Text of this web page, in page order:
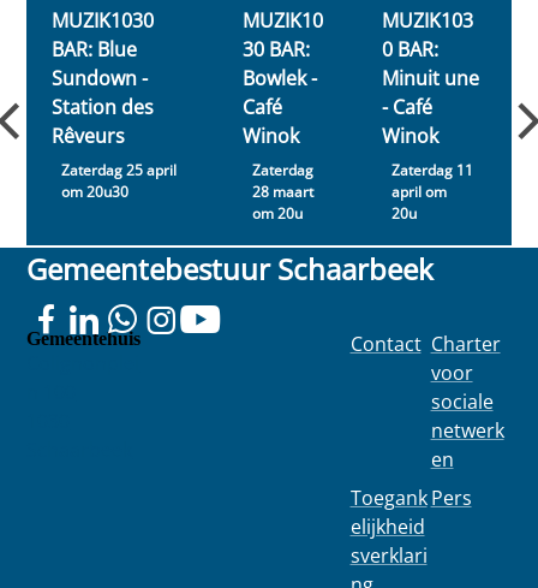
MUZIK1030
BAR: Blue
Sundown -
Station des
Rêveurs
Zaterdag 25 april
om 20u30
MUZIK10
30 BAR:
Bowlek -
Café
Winok
Zaterdag
28 maart
om 20u
MUZIK103
0 BAR:
Minuit une
- Café
Winok
Zaterdag 11
april om
20u
Gemeentebestuur Schaarbeek
Gemeentehuis Contact
Toegank
elijkheid
sverklari
Charter
voor
sociale
netwerk
en
Pers